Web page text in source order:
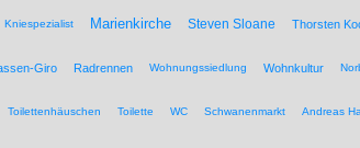
Kniespezialist Marienkirche Steven Sloane Thorsten
Giro Radrennen Wohnungssiedlung Wohnkultur
Toilettenhäuschen Toilette WC Schwanenmarkt Andreas